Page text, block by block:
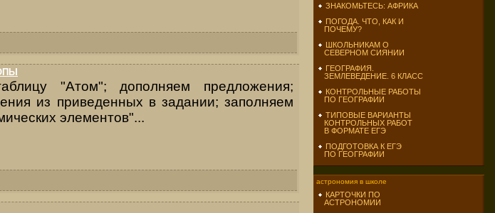
"Атом"; дополняем предложения;
из приведенных в задании; заполняем
элементов"...
ЗНАКОМЬТЕСЬ: АФРИКА
ПОГОДА. ЧТО, КАК И
ПОЧЕМУ?
ШКОЛЬНИКАМ О
СЕВЕРНОМ СИЯНИИ
ГЕОГРАФИЯ.
ЗЕМЛЕВЕДЕНИЕ. 6 КЛАСС
КОНТРОЛЬНЫЕ РАБОТЫ
ПО ГЕОГРАФИИ
ТИПОВЫЕ ВАРИАНТЫ
КОНТРОЛЬНЫХ РАБОТ
В ФОРМАТЕ ЕГЭ
ПОДГОТОВКА К ЕГЭ
ПО ГЕОГРАФИИ
астрономия в школе
КАРТОЧКИ ПО
АСТРОНОМИИ